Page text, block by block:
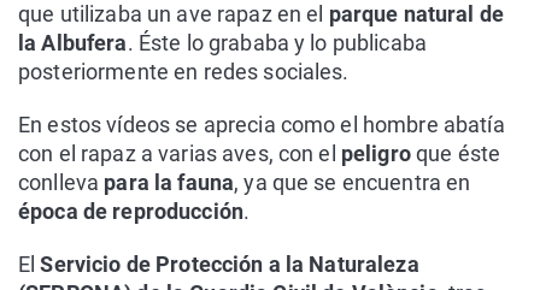
que utilizaba un ave rapaz en el parque natural de
la Albufera. Éste lo grababa y lo publicaba
posteriormente en redes sociales.
En estos vídeos se aprecia como el hombre abatía
con el rapaz a varias aves, con el peligroque éste
conlleva para la fauna, ya que se encuentra en
época de reproducción.
ElServicio de Protección a la Naturaleza